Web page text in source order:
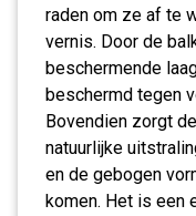
raden om ze af te
vernis. Door de
beschermende
beschermd tegen
Bovendien zorgt
natuurlijke
en de gebogen
komen. Het is een